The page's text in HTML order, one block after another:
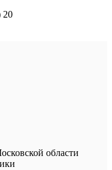
20
области